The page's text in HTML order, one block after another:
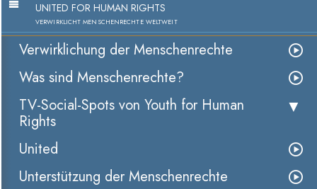
UNITED FOR HUMAN RIGHTS
VERWIRKLICHT MENSCHENRECHTE WELTWEIT
Verwirklichung der Menschenrechte
Was sind Menschenrechte?
TV-Social-Spots von Youth for Human
Rights
United
Unterstützung der Menschenrechte